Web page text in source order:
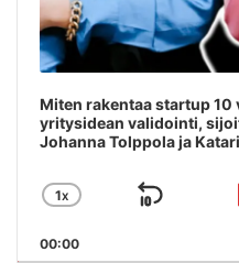
Miten rakentaa startup
yritysidean validointi,
Johanna Tolppola ja
CHANGE
RATE
1X
SKIP
00:00